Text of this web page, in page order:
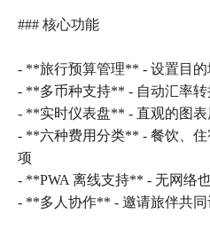
### 核心功能
- **旅行预算管理** - 设置目
- **多币种支持** - 自动汇率
- **实时仪表盘** - 直观的图
- **六种费用分类** - 餐饮、
项
- **PWA 离线支持** - 无网络
- **多人协作** - 邀请旅伴共同